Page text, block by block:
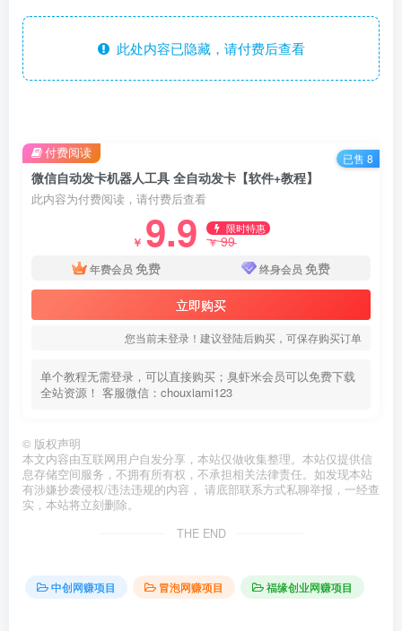
此处内容已隐藏，请付费后查看
微信自动发卡机器人工具 全自动发卡【软件+教程】
此内容为付费阅读，请付费后查看
￥ 9.9 限时特惠
￥99
年费会员 免费 终身会员 免费
立即购买
您当前未登录！建议登陆后购买，可保存购买订单
单个教程无需登录，可以直接购买；臭虾米会员可以免费下载
全站资源！ 客服微信：chouxiami123
付费阅读 已售 8
© 版权声明
本文内容由互联网用户自发分享，本站仅做收集整理。本站仅提供信
息存储空间服务，不拥有所有权，不承担相关法律责任。如发现本站
有涉嫌抄袭侵权/违法违规的内容， 请底部联系方式私聊举报，一经查
实，本站将立刻删除。
THE END
中创网赚项目 冒泡网赚项目 福缘创业网赚项目